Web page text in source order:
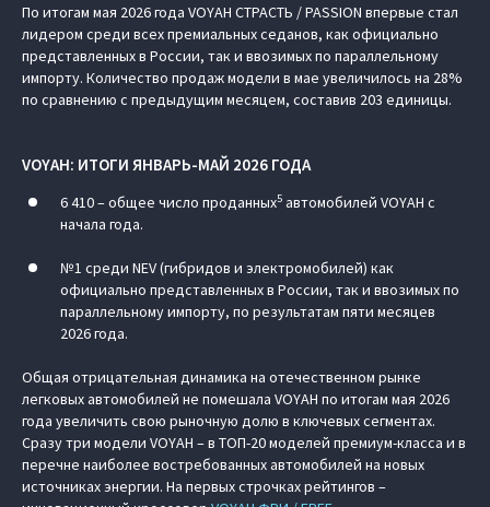
По итогам мая 2026 года VOYAH СТРАСТЬ / PASSION впервые стал
лидером среди всех премиальных седанов, как официально
представленных в России, так и ввозимых по параллельному
импорту. Количество продаж модели в мае увеличилось на 28%
по сравнению с предыдущим месяцем, составив 203 единицы.
VOYAH: ИТОГИ ЯНВАРЬ-МАЙ 2026 ГОДА
6 410 – общее число проданных5 автомобилей VOYAH с
начала года.
№1 среди NEV (гибридов и электромобилей) как
официально представленных в России, так и ввозимых по
параллельному импорту, по результатам пяти месяцев
2026 года.
Общая отрицательная динамика на отечественном рынке
легковых автомобилей не помешала VOYAH по итогам мая 2026
года увеличить свою рыночную долю в ключевых сегментах.
Сразу три модели VOYAH – в ТОП-20 моделей премиум-класса и в
перечне наиболее востребованных автомобилей на новых
источниках энергии. На первых строчках рейтингов –